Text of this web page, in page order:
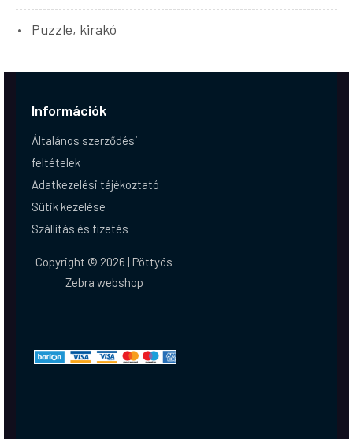
Puzzle, kirakó
Információk
Általános szerződési
feltételek
Adatkezelési tájékoztató
Sütik kezelése
Szállítás és fizetés
Copyright © 2026 | Pöttyös
Zebra webshop